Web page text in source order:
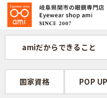
コ
テ
へ
キ
amiだからできること
国家資格 POP UP